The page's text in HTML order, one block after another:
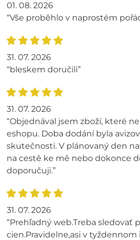
01. 08. 2026
“Vše proběhlo v naprostém
31. 07. 2026
“bleskem doručili”
31. 07. 2026
“Objednával jsem zboží, které
eshopu. Doba dodání byla
skutečnosti. V plánovaný den
na cestě ke mě nebo dokonce
doporučuji.”
31. 07. 2026
“Prehľadný web.Treba sledovať
cien.Pravidelne,asi v